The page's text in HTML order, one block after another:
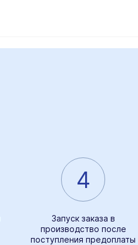
4
Запуск заказа в
производство после
поступления предоплаты